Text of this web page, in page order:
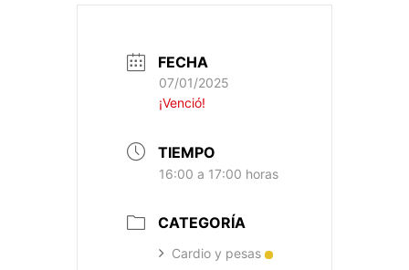
FECHA
07/01/2025
¡Venció!
TIEMPO
16:00 a 17:00 horas
CATEGORÍA
Cardio y pesas